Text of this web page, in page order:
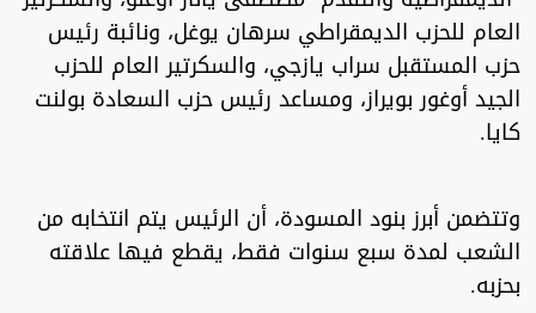
العام للحزب الديمقراطي سرهان يوغل، ونائبة رئيس
حزب المستقبل سراب يازجي، والسكرتير العام للحزب
الجيد أوغور بويراز، ومساعد رئيس حزب السعادة بولنت
كايا.
وتتضمن أبرز بنود المسودة، أن الرئيس يتم انتخابه من
الشعب لمدة سبع سنوات فقط، يقطع فيها علاقته
بحزبه.